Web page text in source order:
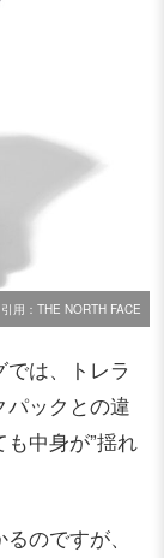
引用：THE NORTH FACE
は、トレラ
パックとの違
中身が”揺れ
のですが、